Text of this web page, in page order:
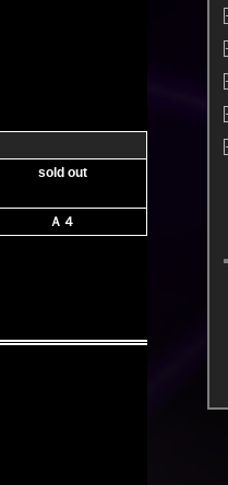
sold out
Ａ４